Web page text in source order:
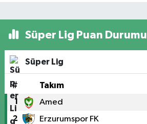
Süper Lig Puan Durumu
Süper Lig
# Takım
1 Amed
2 Erzurumspor FK